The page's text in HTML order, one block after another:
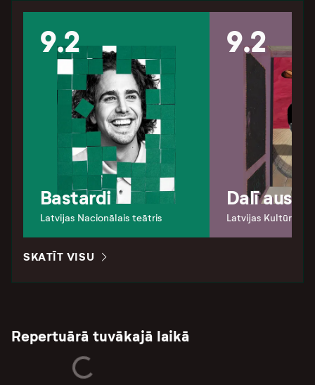
9.2
Bastardi
Latvijas Nacionālais teātris
9.2
Dalī auss
Latvijas Kultūras
SKATĪT VISU
Repertuārā tuvākajā laikā